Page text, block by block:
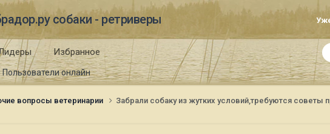
собаки - ретриверы
Пользователи онлайн
Избранное
вопросы ветеринарии Забрали собаку из жутких условий,требуются советы